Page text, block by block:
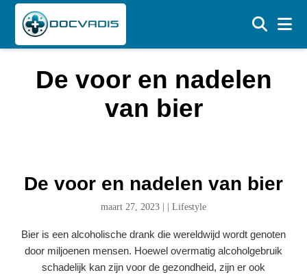
De voor en nadelen
van bier
De voor en nadelen van bier
maart 27, 2023 Lifestyle
Bier is een alcoholische drank die wereldwijd wordt genoten
door miljoenen mensen. Hoewel overmatig alcoholgebruik
schadelijk kan zijn voor de gezondheid, zijn er ook